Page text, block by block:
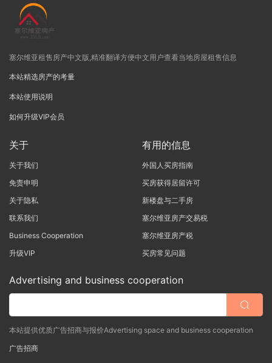
塞尔维亚租售房产中文版,精准翻译方便中文用户查看当地房屋租售信息
本站精选房产的考量
本站使用说明
如何升级VIP会员
关于
关于我们
免责申明
关于隐私
联系我们
Business Cooperation
升级VIP
有用的信息
外国人买房指南
买房获得居留许可
新楼盘与二手房
塞尔维亚房产交易税
塞尔维亚房产税
买房常见问题
Advertising and business cooperation
本站提供优质广告招商与报价Advertising space and business cooperation
广告招商